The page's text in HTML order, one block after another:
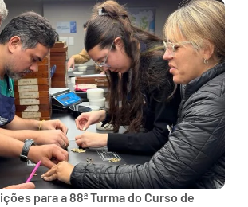
para a 88ª Turma do Curso de